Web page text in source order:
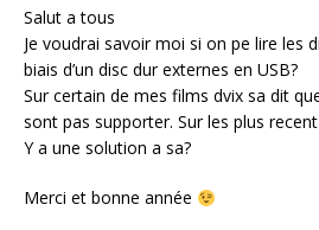
Salut a tous
Je voudrai savoir moi si on pe lire les
biais d’un disc dur externes en USB?
Sur certain de mes films dvix sa dit
sont pas supporter. Sur les plus
Y a une solution a sa?
Merci et bonne année